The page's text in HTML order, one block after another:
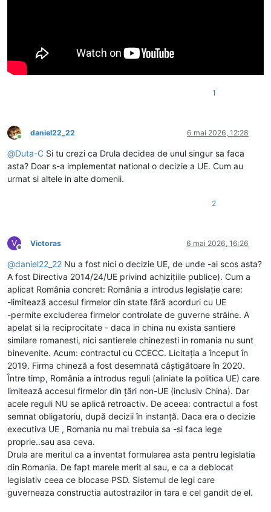
1
Conectat
daniel22_22 6 mai 2026, 12:28
@Duta-C Si tu crezi ca Drula decidea de unul singur sa faca
asta? Doar s-a implementat national o decizie a UE. Cum au
urmat si altele in alte domenii.
2
V
Deconectat
Victoras 6 mai 2026, 16:26
@daniel22_22 Nu a fost nici o decizie UE, de unde -ai scos asta?
A fost Directiva 2014/24/UE privind achizițiile publice). Cum a
aplicat România concret: România a introdus legislație care:
-limitează accesul firmelor din state fără acorduri cu UE
-permite excluderea firmelor controlate de guverne străine. A
apelat si la reciprocitate - daca in china nu exista santiere
similare romanesti, nici santierele chinezesti in romania nu sunt
binevenite. Acum: contractul cu CCECC. Licitația a început în
2019. Firma chineză a fost desemnată câștigătoare în 2020.
Între timp, România a introdus reguli (aliniate la politica UE) care
limitează accesul firmelor din țări non-UE (inclusiv China). Dar
acele reguli NU se aplică retroactiv. De aceea: contractul a fost
semnat obligatoriu, după decizii în instanță. Daca era o decizie
executiva UE , Romania nu mai trebuia sa -si faca lege
proprie..sau asa ceva.
Drula are meritul ca a inventat formularea asta pentru legislatia
din Romania. De fapt marele merit al sau, e ca a deblocat
legislativ ceea ce blocase PSD. Sistemul de legi care
guverneaza constructia autostrazilor in tara e cel gandit de el.